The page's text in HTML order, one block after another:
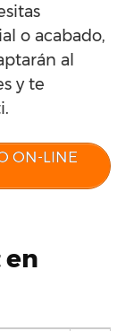
o acabado,
al
y te
ON-LINE